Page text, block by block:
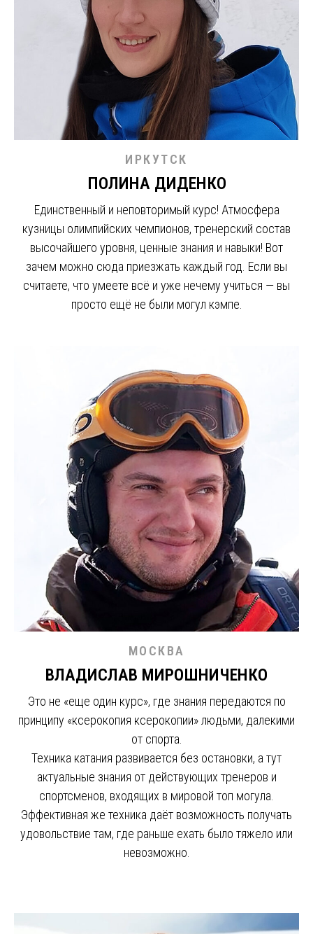
ИРКУТСК
ПОЛИНА ДИДЕНКО
Единственный и неповторимый курс! Атмосфера
кузницы олимпийских чемпионов, тренерский состав
высочайшего уровня, ценные знания и навыки! Вот
зачем можно сюда приезжать каждый год. Если вы
считаете, что умеете всё и уже нечему учиться — вы
просто ещё не были могул кэмпе.
МОСКВА
ВЛАДИСЛАВ МИРОШНИЧЕНКО
Это не «еще один курс», где знания передаются по
принципу «ксерокопия ксерокопии» людьми, далекими
от спорта.
Техника катания развивается без остановки, а тут
актуальные знания от действующих тренеров и
спортсменов, входящих в мировой топ могула.
Эффективная же техника даёт возможность получать
удовольствие там, где раньше ехать было тяжело или
невозможно.